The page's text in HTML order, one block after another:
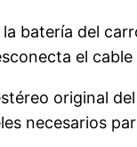
batería del
el
original
necesarios